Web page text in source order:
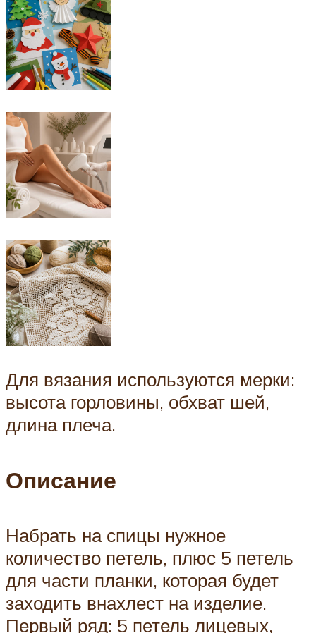
Для вязания используются мерки:
высота горловины, обхват шей,
длина плеча.
Описание
Набрать на спицы нужное
количество петель, плюс 5 петель
для части планки, которая будет
заходить внахлест на изделие.
Первый ряд: 5 петель лицевых,